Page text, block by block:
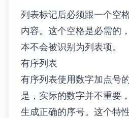
列表标记后必须跟一个空
内容。这个空格是必需的
本不会被识别为列表项。
有序列表
有序列表使用数字加点号
是，实际的数字并不重要
生成正确的序号。这个特